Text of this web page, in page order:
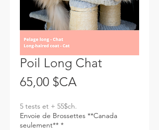
Poil Long Chat
65,00 $CA
5 tests et + 55$ch.
Envoie de Brossettes **Canada
seulement** *